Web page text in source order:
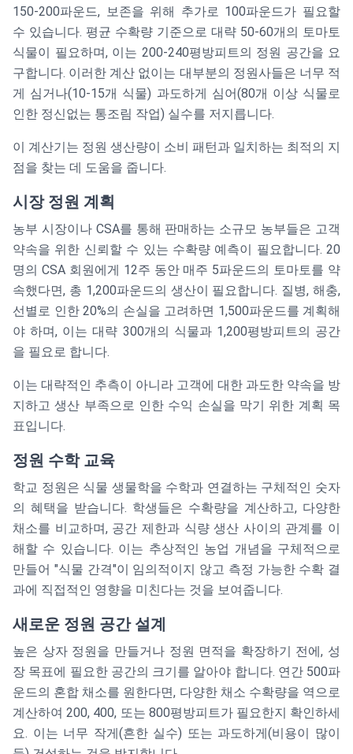
150-200파운드, 보존을 위해 추가로 100파운드가 필요할
수 있습니다. 평균 수확량 기준으로 대략 50-60개의 토마토
식물이 필요하며, 이는 200-240평방피트의 정원 공간을 요
구합니다. 이러한 계산 없이는 대부분의 정원사들은 너무 적
게 심거나(10-15개 식물) 과도하게 심어(80개 이상 식물로
인한 정신없는 통조림 작업) 실수를 저지릅니다.
이 계산기는 정원 생산량이 소비 패턴과 일치하는 최적의 지
점을 찾는 데 도움을 줍니다.
시장 정원 계획
농부 시장이나 CSA를 통해 판매하는 소규모 농부들은 고객
약속을 위한 신뢰할 수 있는 수확량 예측이 필요합니다. 20
명의 CSA 회원에게 12주 동안 매주 5파운드의 토마토를 약
속했다면, 총 1,200파운드의 생산이 필요합니다. 질병, 해충,
선별로 인한 20%의 손실을 고려하면 1,500파운드를 계획해
야 하며, 이는 대략 300개의 식물과 1,200평방피트의 공간
을 필요로 합니다.
이는 대략적인 추측이 아니라 고객에 대한 과도한 약속을 방
지하고 생산 부족으로 인한 수익 손실을 막기 위한 계획 목
표입니다.
정원 수학 교육
학교 정원은 식물 생물학을 수학과 연결하는 구체적인 숫자
의 혜택을 받습니다. 학생들은 수확량을 계산하고, 다양한
채소를 비교하며, 공간 제한과 식량 생산 사이의 관계를 이
해할 수 있습니다. 이는 추상적인 농업 개념을 구체적으로
만들어 "식물 간격"이 임의적이지 않고 측정 가능한 수확 결
과에 직접적인 영향을 미친다는 것을 보여줍니다.
새로운 정원 공간 설계
높은 상자 정원을 만들거나 정원 면적을 확장하기 전에, 성
장 목표에 필요한 공간의 크기를 알아야 합니다. 연간 500파
운드의 혼합 채소를 원한다면, 다양한 채소 수확량을 역으로
계산하여 200, 400, 또는 800평방피트가 필요한지 확인하세
요. 이는 너무 작게(흔한 실수) 또는 과도하게(비용이 많이